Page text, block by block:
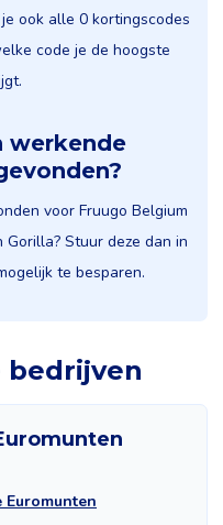
ook alle 0 kortingscodes
code je de hoogste
werkende
voor Fruugo Belgium
Stuur deze dan in
te besparen.
bedrijven
Euromunten